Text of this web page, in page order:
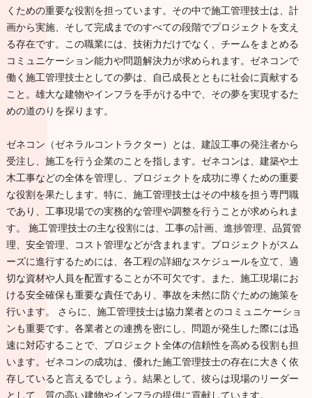
くための重要な役割を担っています。その中で施工管理技士は、計
画から実施、そして完成までのすべての段階でプロジェクトを支え
る存在です。この職業には、技術力だけでなく、チームをまとめる
コミュニケーション能力や問題解決力が求められます。ゼネコンで
働く施工管理技士としての夢は、自己成長とともに社会に貢献する
こと。雄大な建物やインフラを手がける中で、その夢を実現するた
めの道のりを探ります。
ゼネコン（ゼネラルコントラクター）とは、建設工事の発注者から
受注し、施工を行う企業のことを指します。ゼネコンは、建築や土
木工事などの全体を管理し、プロジェクトを成功に導くための重要
な役割を果たします。特に、施工管理技士はその中核を担う専門職
であり、工事現場での実務的な管理や調整を行うことが求められま
す。 施工管理技士の主な役割には、工事の計画、進捗管理、品質管
理、安全管理、コスト管理などが含まれます。プロジェクトがスム
ーズに進行するためには、各工程の詳細なスケジュールを立て、適
切な資材や人員を配置することが不可欠です。また、施工現場にお
ける安全確保も重要な責任であり、事故を未然に防ぐための施策を
行います。 さらに、施工管理技士は協力業者とのコミュニケーショ
ンも重要です。各業者との連携を密にし、問題が発生した際には迅
速に対応することで、プロジェクト全体の信頼性を高める役割も担
います。ゼネコンの成功は、優れた施工管理技士の存在に大きく依
存していると言えるでしょう。結果として、彼らは現場のリーダー
として、質の高い建物やインフラの提供に貢献しています。